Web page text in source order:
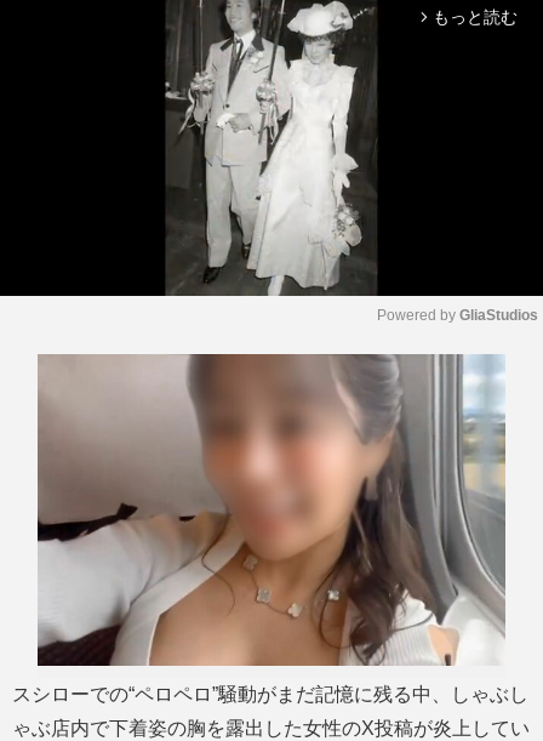
arrow_forward_ios もっと読む
Powered by GliaStudios
スシローでの“ペロペロ”騒動がまだ記憶に残る中、しゃぶし
ゃぶ店内で下着姿の胸を露出した女性のX投稿が炎上してい